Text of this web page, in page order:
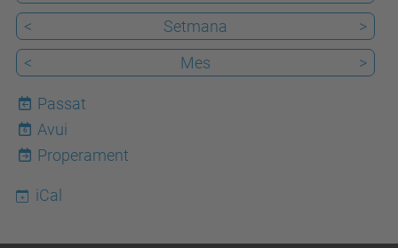
<
Setmana
>
<
Mes >
Passat
6
Avui
Properament
iCal